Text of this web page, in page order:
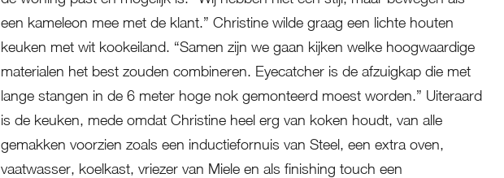
een kameleon mee met de klant.” Christine wilde graag een lichte houten
keuken met wit kookeiland. “Samen zijn we gaan kijken welke hoogwaardige
materialen het best zouden combineren. Eyecatcher is de afzuigkap die met
lange stangen in de 6 meter hoge nok gemonteerd moest worden.” Uiteraard
is de keuken, mede omdat Christine heel erg van koken houdt, van alle
gemakken voorzien zoals een inductiefornuis van Steel, een extra oven,
vaatwasser, koelkast, vriezer van Miele en als finishing touch een